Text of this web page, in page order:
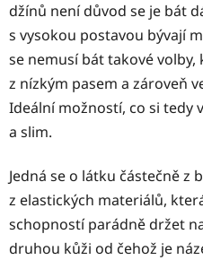
džínů není důvod se je bát
s vysokou postavou bývají
se nemusí bát takové
z nízkým pasem a zároveň
Ideální možností, co si tedy
a slim.
Jedná se o látku částečně z
z elastických materiálů,
schopností parádně držet
druhou kůži od čehož je